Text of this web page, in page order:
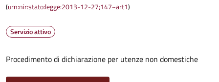
(urn:nir:stato:legge:2013-12-27;147~art1)
Servizio attivo
Procedimento di dichiarazione per utenze non domestiche